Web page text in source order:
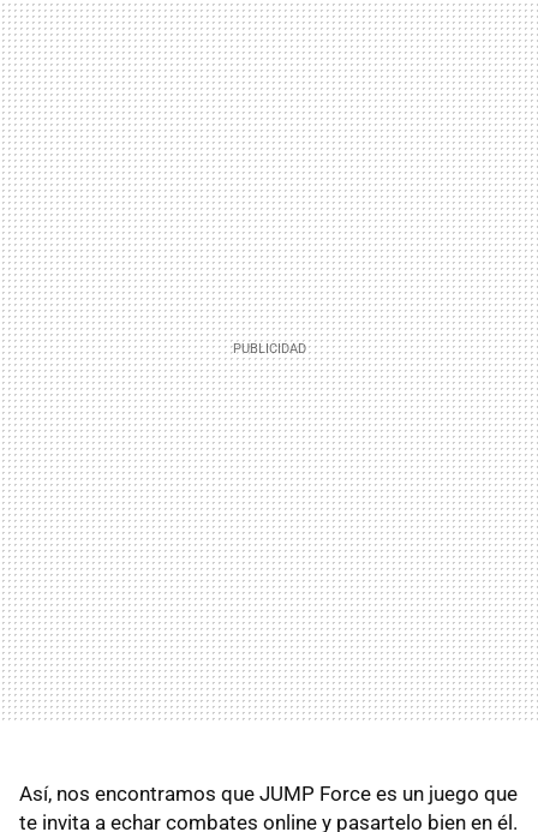
Así, nos encontramos que JUMP Force es un juego que
te invita a echar combates online y pasartelo bien en él.